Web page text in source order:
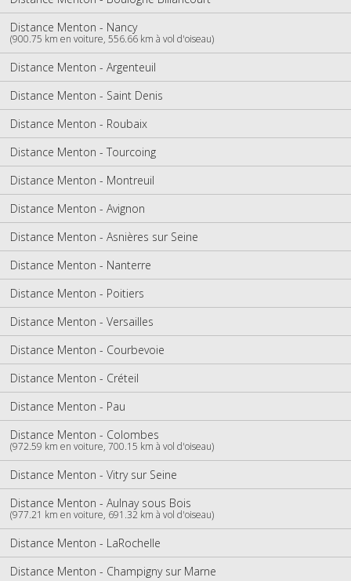
Distance Menton - Nancy
(900.75 km en voiture, 556.66 km à vol d'oiseau)
Distance Menton - Argenteuil
Distance Menton - Saint Denis
Distance Menton - Roubaix
Distance Menton - Tourcoing
Distance Menton - Montreuil
Distance Menton - Avignon
Distance Menton - Asnières sur Seine
Distance Menton - Nanterre
Distance Menton - Poitiers
Distance Menton - Versailles
Distance Menton - Courbevoie
Distance Menton - Créteil
Distance Menton - Pau
Distance Menton - Colombes
(972.59 km en voiture, 700.15 km à vol d'oiseau)
Distance Menton - Vitry sur Seine
Distance Menton - Aulnay sous Bois
(977.21 km en voiture, 691.32 km à vol d'oiseau)
Distance Menton - LaRochelle
Distance Menton - Champigny sur Marne